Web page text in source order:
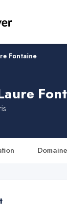
Fontaine